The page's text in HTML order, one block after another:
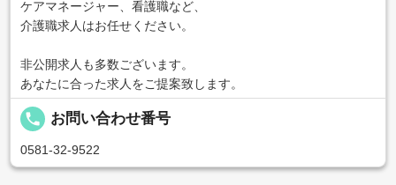
ケアマネージャー、看護職など、
介護職求人はお任せください。
非公開求人も多数ございます。
あなたに合った求人をご提案致します。
local_phone お問い合わせ番号
0581-32-9522